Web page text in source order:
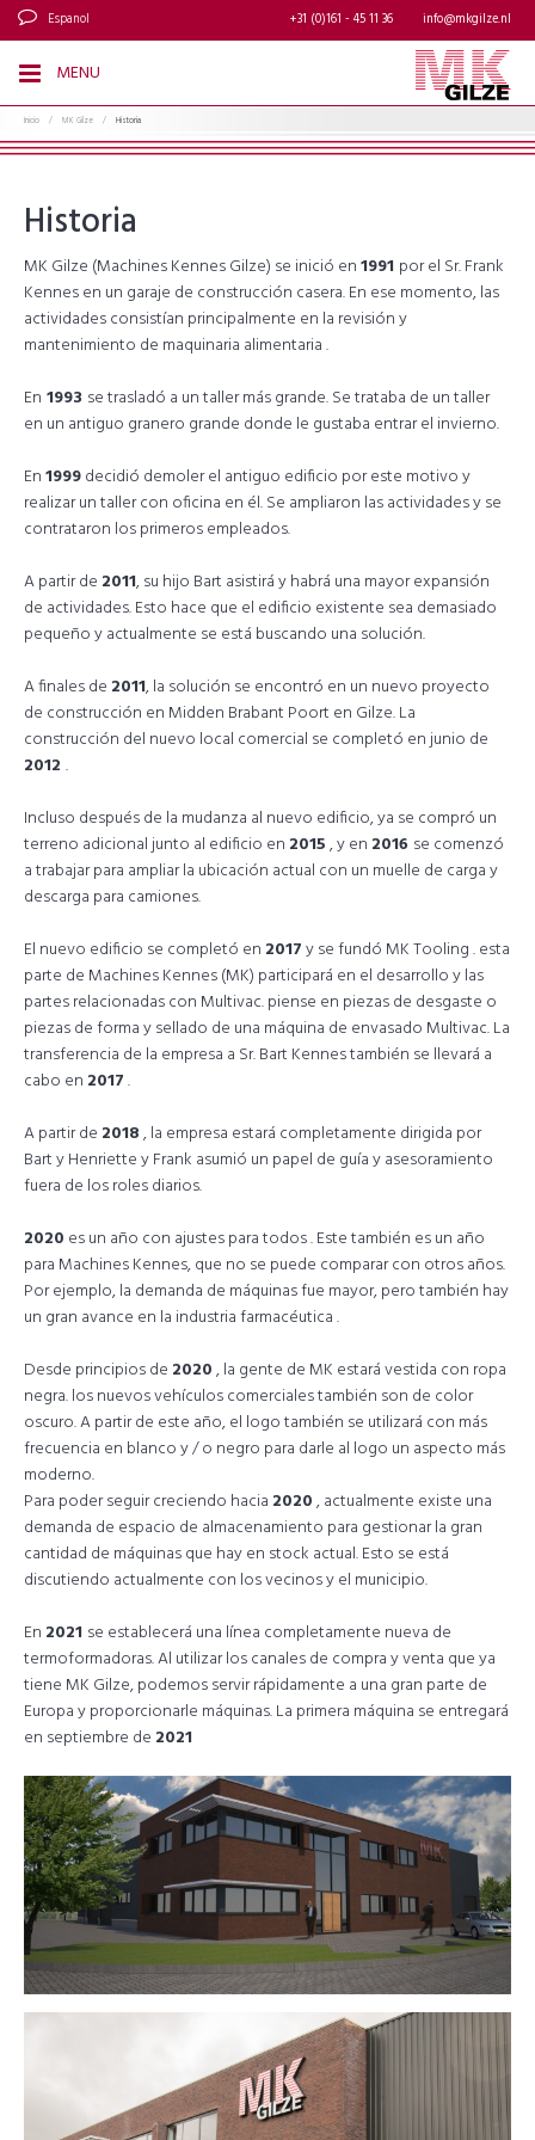
Espanol info@mkgilze.nl
+31 (0)161 - 45 11 36
MENU
Inicio / MK Gilze / Historia
Historia
MK Gilze (Machines Kennes Gilze) se inició en1991 por el Sr. Frank
Kennes en un garaje de construcción casera. En ese momento, las
actividades consistían principalmente en la revisión y
mantenimiento de maquinaria alimentaria .
En 1993 se trasladó a un taller más grande. Se trataba de un taller
en un antiguo granero grande donde le gustaba entrar el invierno.
En1999decidió demoler el antiguo edificio por este motivo y
realizar un taller con oficina en él. Se ampliaron las actividades y se
contrataron los primeros empleados.
A partir de 2011, su hijo Bart asistirá y habrá una mayor expansión
de actividades. Esto hace que el edificio existente sea demasiado
pequeño y actualmente se está buscando una solución.
A finales de 2011, la solución se encontró en un nuevo proyecto
de construcción en Midden Brabant Poort en Gilze. La
construcción del nuevo local comercial se completó en junio de
2012 .
Incluso después de la mudanza al nuevo edificio, ya se compró un
terreno adicional junto al edificio en 2015, y en 2016 se comenzó
a trabajar para ampliar la ubicación actual con un muelle de carga y
descarga para camiones.
El nuevo edificio se completó en 2017y se fundó MK Tooling . esta
parte de Machines Kennes (MK) participará en el desarrollo y las
partes relacionadas con Multivac. piense en piezas de desgaste o
piezas de forma y sellado de una máquina de envasado Multivac. La
transferencia de la empresa a Sr. Bart Kennes también se llevará a
cabo en 2017.
A partir de 2018, la empresa estará completamente dirigida por
Bart y Henriette y Frank asumió un papel de guía y asesoramiento
fuera de los roles diarios.
2020 es un año con ajustes para todos . Este también es un año
para Machines Kennes, que no se puede comparar con otros años.
Por ejemplo, la demanda de máquinas fue mayor, pero también hay
un gran avance en la industria farmacéutica .
Desde principios de 2020, la gente de MK estará vestida con ropa
negra. los nuevos vehículos comerciales también son de color
oscuro. A partir de este año, el logo también se utilizará con más
frecuencia en blanco y / o negro para darle al logo un aspecto más
moderno.
Para poder seguir creciendo hacia 2020, actualmente existe una
demanda de espacio de almacenamiento para gestionar la gran
cantidad de máquinas que hay en stock actual. Esto se está
discutiendo actualmente con los vecinos y el municipio.
En 2021 se establecerá una línea completamente nueva de
termoformadoras. Al utilizar los canales de compra y venta que ya
tiene MK Gilze, podemos servir rápidamente a una gran parte de
Europa y proporcionarle máquinas. La primera máquina se entregará
en septiembre de 2021